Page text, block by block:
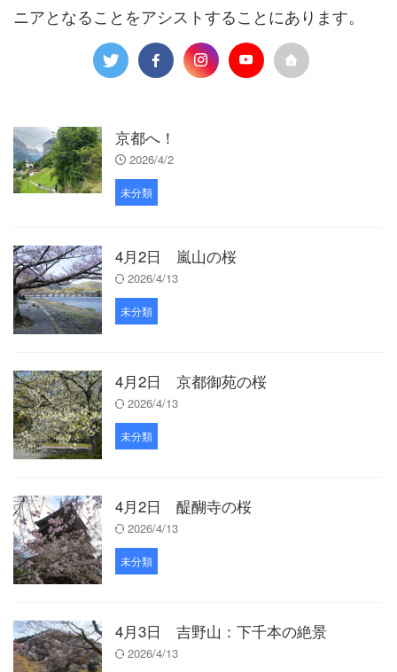
ニアとなることをアシストすることにあります。
京都へ！
2026/4/2
未分類
4月2日 嵐山の桜
2026/4/13
未分類
4月2日 京都御苑の桜
2026/4/13
未分類
4月2日 醍醐寺の桜
2026/4/13
未分類
4月3日 吉野山：下千本の絶景
2026/4/13